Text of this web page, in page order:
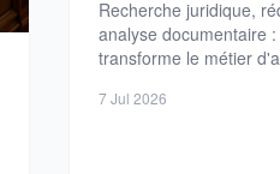
Recherche juridique,
analyse documentaire
transforme le métier
7 Jul 2026